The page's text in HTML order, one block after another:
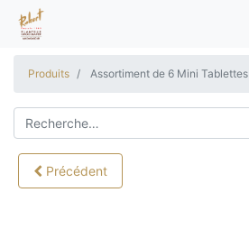
Produits Assortiment de 6 Mini Tablettes
Précédent